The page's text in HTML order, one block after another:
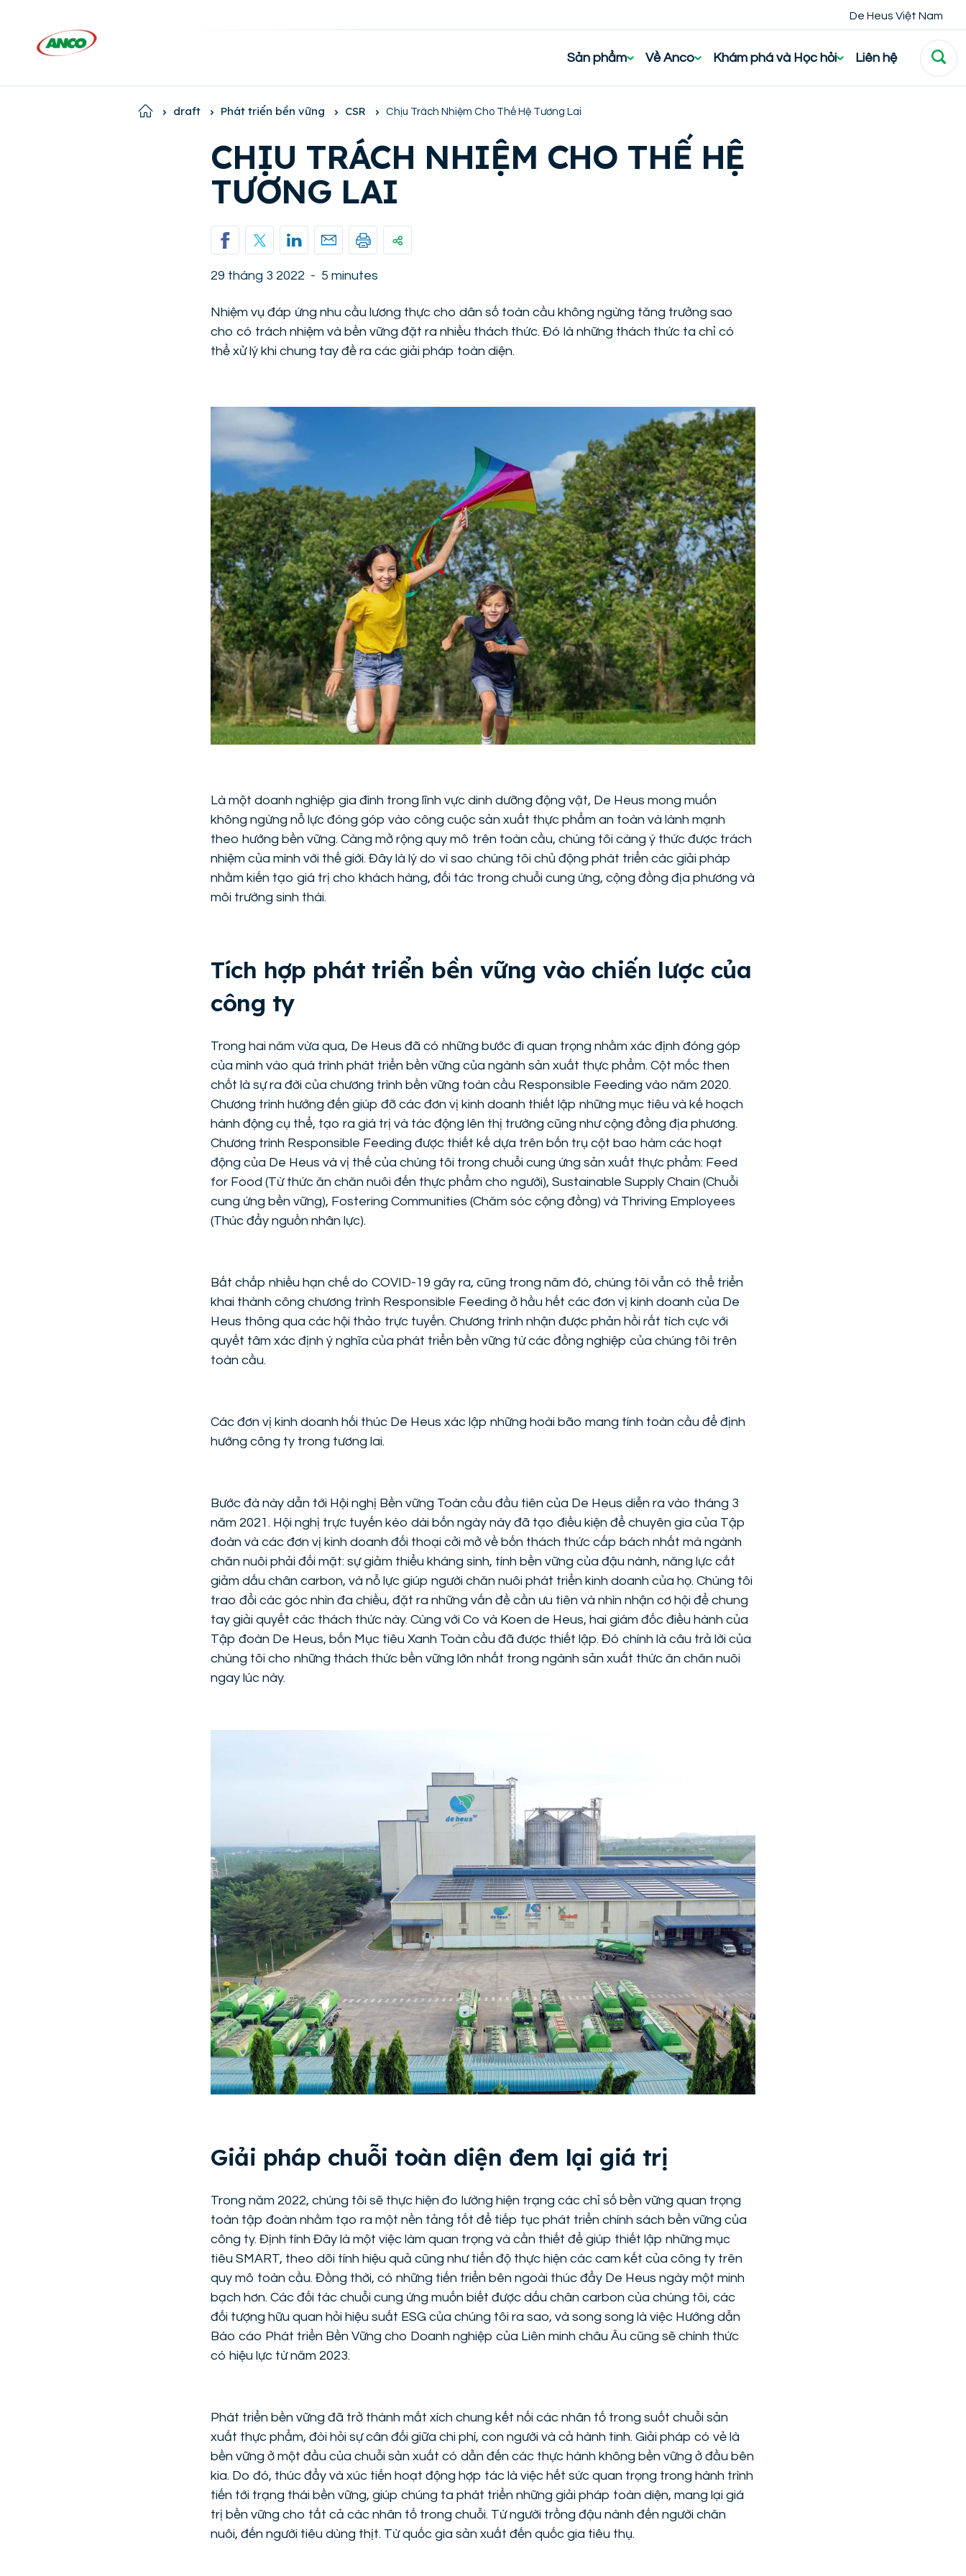
De Heus Việt Nam
Sản phẩm Về Anco Khám phá và Học hỏi Liên hệ
Home draft Phát triển bền vững CSR Chịu Trách Nhiệm Cho Thế Hệ Tương Lai
CHỊU TRÁCH NHIỆM CHO THẾ HỆ
TƯƠNG LAI
29 tháng 3 2022 - 5 minutes
Nhiệm vụ đáp ứng nhu cầu lương thực cho dân số toàn cầu không ngừng tăng trưởng sao
cho có trách nhiệm và bền vững đặt ra nhiều thách thức. Đó là những thách thức ta chỉ có
thể xử lý khi chung tay đề ra các giải pháp toàn diện.
Là một doanh nghiệp gia đình trong lĩnh vực dinh dưỡng động vật, De Heus mong muốn
không ngừng nỗ lực đóng góp vào công cuộc sản xuất thực phẩm an toàn và lành mạnh
theo hướng bền vững. Càng mở rộng quy mô trên toàn cầu, chúng tôi càng ý thức được trách
nhiệm của mình với thế giới. Đây là lý do vì sao chúng tôi chủ động phát triển các giải pháp
nhằm kiến tạo giá trị cho khách hàng, đối tác trong chuỗi cung ứng, cộng đồng địa phương và
môi trường sinh thái.
Tích hợp phát triển bền vững vào chiến lược của
công ty
Trong hai năm vừa qua, De Heus đã có những bước đi quan trọng nhằm xác định đóng góp
của mình vào quá trình phát triển bền vững của ngành sản xuất thực phẩm. Cột mốc then
chốt là sự ra đời của chương trình bền vững toàn cầu Responsible Feeding vào năm 2020.
Chương trình hướng đến giúp đỡ các đơn vị kinh doanh thiết lập những mục tiêu và kế hoạch
hành động cụ thể, tạo ra giá trị và tác động lên thị trường cũng như cộng đồng địa phương.
Chương trình Responsible Feeding được thiết kế dựa trên bốn trụ cột bao hàm các hoạt
động của De Heus và vị thế của chúng tôi trong chuỗi cung ứng sản xuất thực phẩm: Feed
for Food (Từ thức ăn chăn nuôi đến thực phẩm cho người), Sustainable Supply Chain (Chuỗi
cung ứng bền vững), Fostering Communities (Chăm sóc cộng đồng) và Thriving Employees
(Thúc đẩy nguồn nhân lực).
Bất chấp nhiều hạn chế do COVID-19 gây ra, cũng trong năm đó, chúng tôi vẫn có thể triển
khai thành công chương trình Responsible Feeding ở hầu hết các đơn vị kinh doanh của De
Heus thông qua các hội thảo trực tuyến. Chương trình nhận được phản hồi rất tích cực với
quyết tâm xác định ý nghĩa của phát triển bền vững từ các đồng nghiệp của chúng tôi trên
toàn cầu.
Các đơn vị kinh doanh hối thúc De Heus xác lập những hoài bão mang tính toàn cầu để định
hướng công ty trong tương lai.
Bước đà này dẫn tới Hội nghị Bền vững Toàn cầu đầu tiên của De Heus diễn ra vào tháng 3
năm 2021. Hội nghị trực tuyến kéo dài bốn ngày này đã tạo điều kiện để chuyên gia của Tập
đoàn và các đơn vị kinh doanh đối thoại cởi mở về bốn thách thức cấp bách nhất mà ngành
chăn nuôi phải đối mặt: sự giảm thiểu kháng sinh, tính bền vững của đậu nành, năng lực cắt
giảm dấu chân carbon, và nỗ lực giúp người chăn nuôi phát triển kinh doanh của họ. Chúng tôi
trao đổi các góc nhìn đa chiều, đặt ra những vấn đề cần ưu tiên và nhìn nhận cơ hội để chung
tay giải quyết các thách thức này. Cùng với Co và Koen de Heus, hai giám đốc điều hành của
Tập đoàn De Heus, bốn Mục tiêu Xanh Toàn cầu đã được thiết lập. Đó chính là câu trả lời của
chúng tôi cho những thách thức bền vững lớn nhất trong ngành sản xuất thức ăn chăn nuôi
ngay lúc này.
Giải pháp chuỗi toàn diện đem lại giá trị
Trong năm 2022, chúng tôi sẽ thực hiện đo lường hiện trạng các chỉ số bền vững quan trọng
toàn tập đoàn nhằm tạo ra một nền tảng tốt để tiếp tục phát triển chính sách bền vững của
công ty. Định tính Đây là một việc làm quan trọng và cần thiết để giúp thiết lập những mục
tiêu SMART, theo dõi tính hiệu quả cũng như tiến độ thực hiện các cam kết của công ty trên
quy mô toàn cầu. Đồng thời, có những tiến triển bên ngoài thúc đẩy De Heus ngày một minh
bạch hơn. Các đối tác chuỗi cung ứng muốn biết được dấu chân carbon của chúng tôi, các
đối tượng hữu quan hỏi hiệu suất ESG của chúng tôi ra sao, và song song là việc Hướng dẫn
Báo cáo Phát triển Bền Vững cho Doanh nghiệp của Liên minh châu Âu cũng sẽ chính thức
có hiệu lực từ năm 2023.
Phát triển bền vững đã trở thành mắt xích chung kết nối các nhân tố trong suốt chuỗi sản
xuất thực phẩm, đòi hỏi sự cân đối giữa chi phí, con người và cả hành tinh. Giải pháp có vẻ là
bền vững ở một đầu của chuỗi sản xuất có dẫn đến các thực hành không bền vững ở đầu bên
kia. Do đó, thúc đẩy và xúc tiến hoạt động hợp tác là việc hết sức quan trọng trong hành trình
tiến tới trạng thái bền vững, giúp chúng ta phát triển những giải pháp toàn diện, mang lại giá
trị bền vững cho tất cả các nhân tố trong chuỗi. Từ người trồng đậu nành đến người chăn
nuôi, đến người tiêu dùng thịt. Từ quốc gia sản xuất đến quốc gia tiêu thụ.